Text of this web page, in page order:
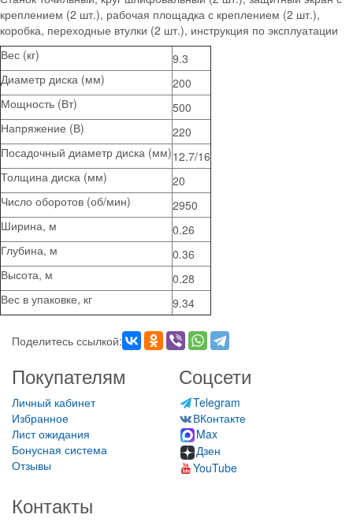
креплением (2 шт.), рабочая площадка с креплением (2 шт.),
коробка, переходные втулки (2 шт.), инструкция по эксплуатации
Вес (кг)
9.3
Диаметр диска (мм)
200
Мощность (Вт)
500
Напряжение (В)
220
Посадочный диаметр диска (мм)12.7/16
Толщина диска (мм)
20
Число оборотов (об/мин)
2950
Ширина, м
0.26
Глубина, м
0.36
Высота, м
0.28
Вес в упаковке, кг
9.34
Поделитесь ссылкой:
Покупателям
Личный кабинет
Избранное
Лист ожидания
Бонусная система
Отзывы
Соцсети
Telegram
ВКонтакте
Max
Дзен
YouTube
Контакты